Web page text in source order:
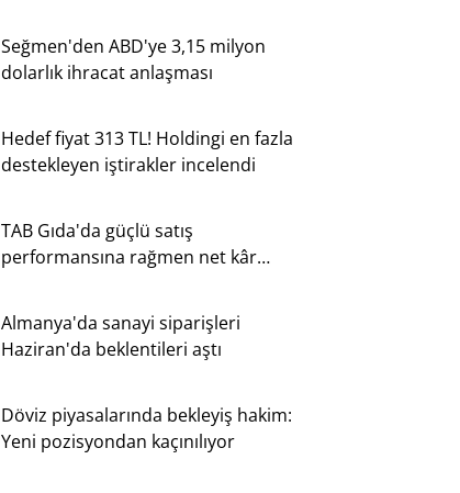
Seğmen'den ABD'ye 3,15 milyon
dolarlık ihracat anlaşması
Hedef fiyat 313 TL! Holdingi en fazla
destekleyen iştirakler incelendi
TAB Gıda'da güçlü satış
performansına rağmen net kâr
Almanya'da sanayi siparişleri
Haziran'da beklentileri aştı
Döviz piyasalarında bekleyiş hakim:
Yeni pozisyondan kaçınılıyor